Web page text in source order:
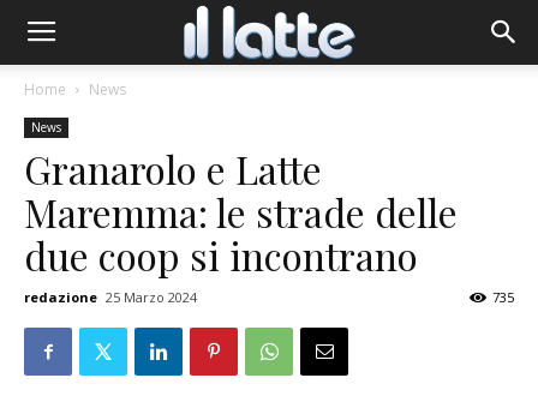
Home News
News
Granarolo e Latte
Maremma: le strade delle
due coop si incontrano
redazione 25 Marzo 2024 735